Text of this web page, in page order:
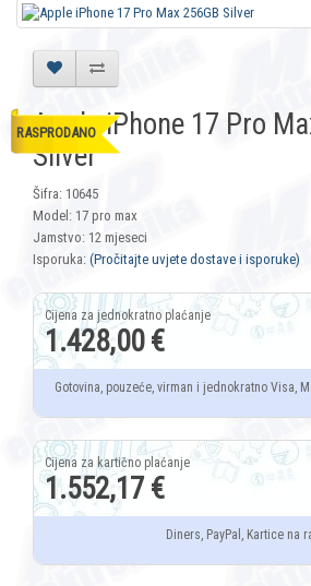
RASPRODANO
Apple iPhone 17 Pro
Silver
Šifra: 10645
Model: 17 pro max
Jamstvo: 12 mjeseci
Isporuka: (Pročitajte uvjete dostave i isporuke)
1.428,00 €
Gotovina, pouzeće, virman i jednokratno Visa,
1.552,17 €
Diners, PayPal, Kartice na